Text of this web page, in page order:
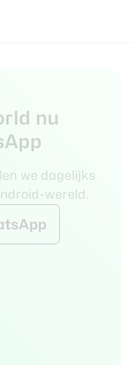
nu
we dagelijks
wereld.